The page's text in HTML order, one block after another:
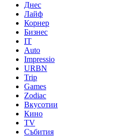
Днес
Лайф
Корнер
Бизнес
IT
Auto
Impressio
URBN
Trip
Games
Zodiac
Вкусотии
Кино
TV
Събития